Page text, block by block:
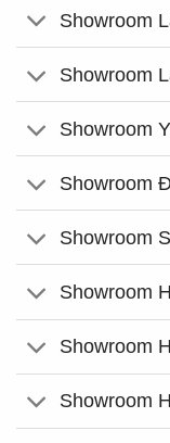
Showroom
Showroom
Showroom
Showroom
Showroom
Showroom
Showroom
Showroom